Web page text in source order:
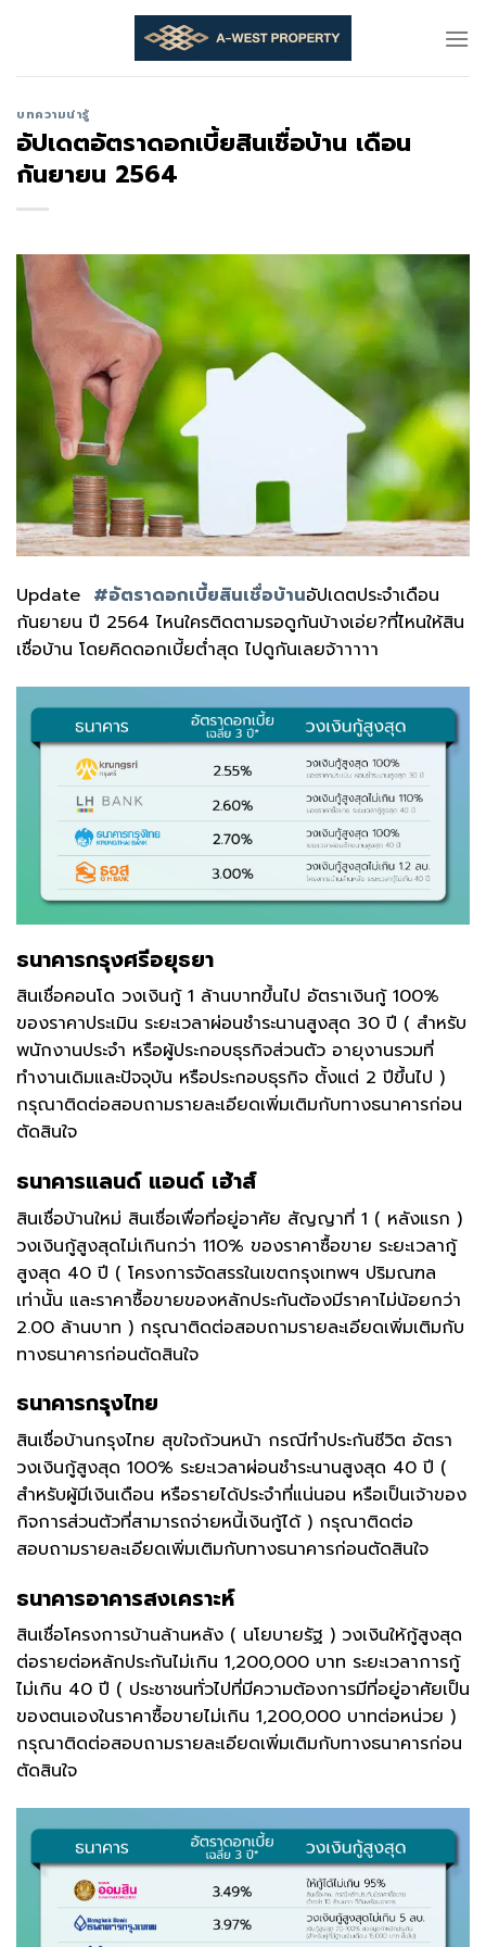
บทความน่ารู้
อัปเดตอัตราดอกเบี้ยสินเชื่อบ้าน เดือน
กันยายน 2564
Update #อัตราดอกเบี้ยสินเชื่อบ้านอัปเดตประจำเดือน
กันยายน ปี 2564 ไหนใครติดตามรอดูกันบ้างเอ่ย?ที่ไหนให้สิน
เชื่อบ้าน โดยคิดดอกเบี้ยต่ำสุด ไปดูกันเลยจ้าาาาา
ธนาคารกรุงศรีอยุธยา
สินเชื่อคอนโด วงเงินกู้ 1 ล้านบาทขึ้นไป อัตราเงินกู้ 100%
ของราคาประเมิน ระยะเวลาผ่อนชำระนานสูงสุด 30 ปี ( สำหรับ
พนักงานประจำ หรือผู้ประกอบธุรกิจส่วนตัว อายุงานรวมที่
ทำงานเดิมและปัจจุบัน หรือประกอบธุรกิจ ตั้งแต่ 2 ปีขึ้นไป )
กรุณาติดต่อสอบถามรายละเอียดเพิ่มเติมกับทางธนาคารก่อน
ตัดสินใจ
ธนาคารแลนด์ แอนด์ เฮ้าส์
สินเชื่อบ้านใหม่ สินเชื่อเพื่อที่อยู่อาศัย สัญญาที่ 1 ( หลังแรก )
วงเงินกู้สูงสุดไม่เกินกว่า 110% ของราคาซื้อขาย ระยะเวลากู้
สูงสุด 40 ปี ( โครงการจัดสรรในเขตกรุงเทพฯ ปริมณฑล
เท่านั้น และราคาซื้อขายของหลักประกันต้องมีราคาไม่น้อยกว่า
2.00 ล้านบาท ) กรุณาติดต่อสอบถามรายละเอียดเพิ่มเติมกับ
ทางธนาคารก่อนตัดสินใจ
ธนาคารกรุงไทย
สินเชื่อบ้านกรุงไทย สุขใจถ้วนหน้า กรณีทำประกันชีวิต อัตรา
วงเงินกู้สูงสุด 100% ระยะเวลาผ่อนชำระนานสูงสุด 40 ปี (
สำหรับผู้มีเงินเดือน หรือรายได้ประจำที่แน่นอน หรือเป็นเจ้าของ
กิจการส่วนตัวที่สามารถจ่ายหนี้เงินกู้ได้ ) กรุณาติดต่อ
สอบถามรายละเอียดเพิ่มเติมกับทางธนาคารก่อนตัดสินใจ
ธนาคารอาคารสงเคราะห์
สินเชื่อโครงการบ้านล้านหลัง ( นโยบายรัฐ ) วงเงินให้กู้สูงสุด
ต่อรายต่อหลักประกันไม่เกิน 1,200,000 บาท ระยะเวลาการกู้
ไม่เกิน 40 ปี ( ประชาชนทั่วไปที่มีความต้องการมีที่อยู่อาศัยเป็น
ของตนเองในราคาซื้อขายไม่เกิน 1,200,000 บาทต่อหน่วย )
กรุณาติดต่อสอบถามรายละเอียดเพิ่มเติมกับทางธนาคารก่อน
ตัดสินใจ